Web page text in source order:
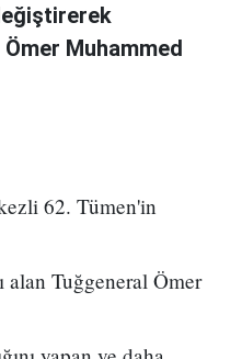
Muhammed
62. Tümen'in
alan Tuğgeneral Ömer